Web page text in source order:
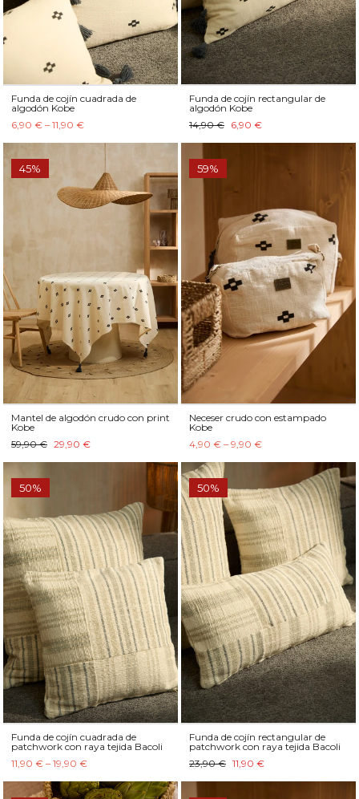
Funda de cojín cuadrada de
algodón Kobe
6,90 € – 11,90 €
Funda de cojín rectangular de
algodón Kobe
14,90 € 6,90 €
45%
Mantel de algodón crudo con print
Kobe
59,90 € 29,90 €
59%
Neceser crudo con estampado
Kobe
4,90 € – 9,90 €
50%
Funda de cojín cuadrada de
patchwork con raya tejida Bacoli
11,90 € – 19,90 €
50%
Funda de cojín rectangular de
patchwork con raya tejida Bacoli
23,90 € 11,90 €